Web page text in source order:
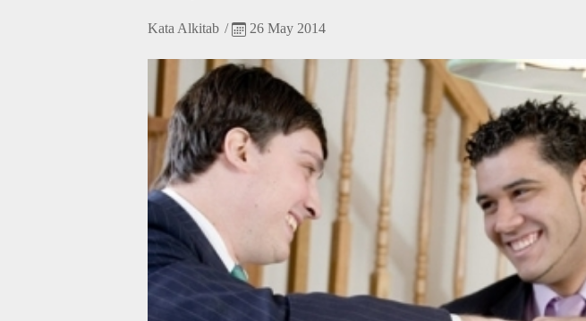
Kata Alkitab / 26 May 2014